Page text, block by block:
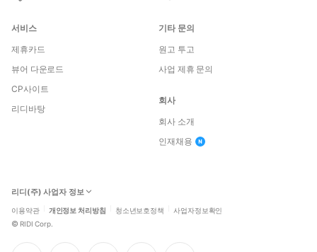
서비스
제휴카드
뷰어 다운로드
CP사이트
리디바탕
기타 문의
원고 투고
사업 제휴 문의
회사
회사 소개
인재채용
리디(주) 사업자 정보
이용약관 개인정보 처리방침 청소년보호정책 사업자정보확인
© RIDI Corp.